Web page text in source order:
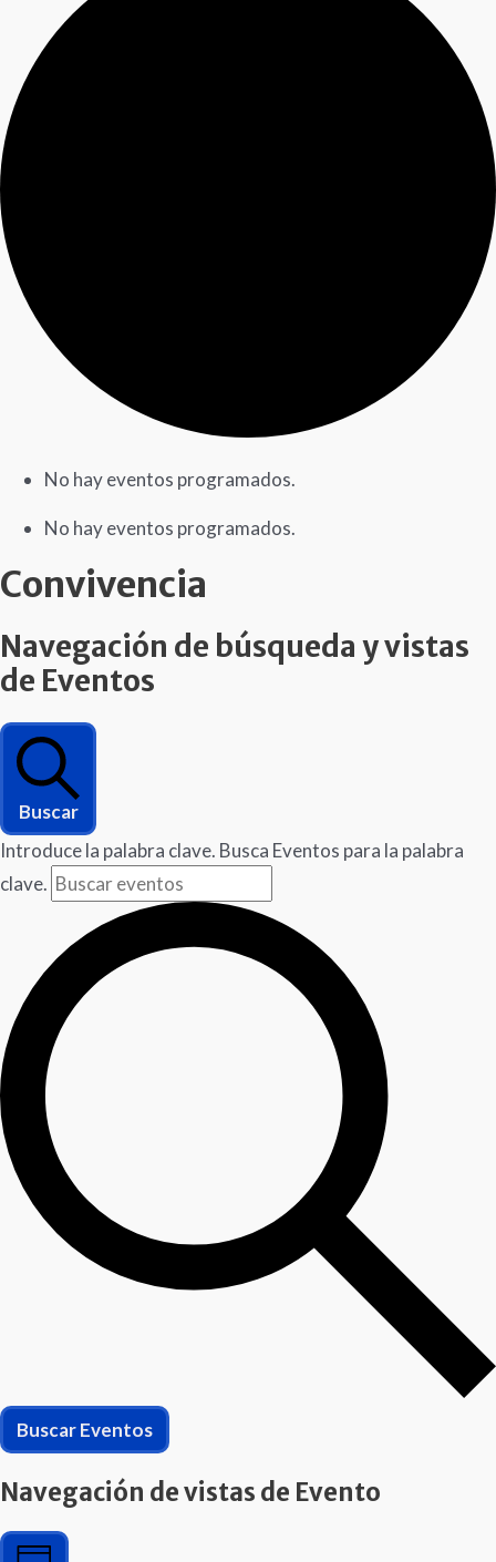
No hay eventos programados.
No hay eventos programados.
Convivencia
Navegación de búsqueda y vistas
de Eventos
Buscar
Introduce la palabra clave. Busca Eventos para la palabra
clave.
Buscar Eventos
Navegación de vistas de Evento